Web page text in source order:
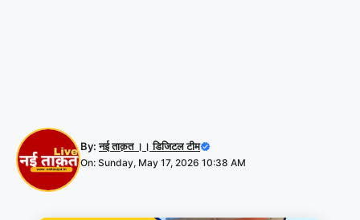
By:नई ताक़त ।। डिजिटल टीम
On: Sunday, May 17, 2026 10:38 AM